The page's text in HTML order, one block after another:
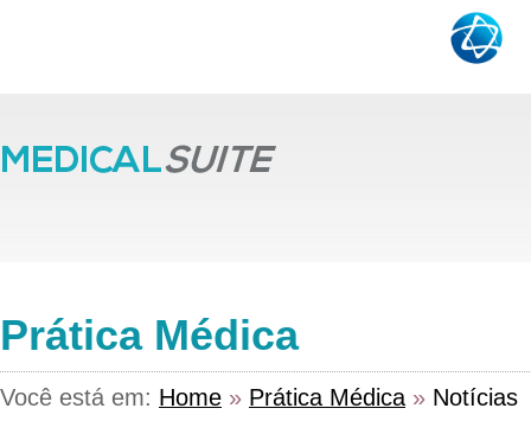
Prática Médica
Você está em: Home » Prática Médica » Notícias